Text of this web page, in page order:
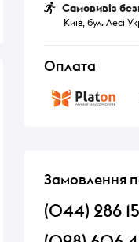
Самовивіз
Київ, бул. Лесі
Оплата
Замовлення
(044) 286